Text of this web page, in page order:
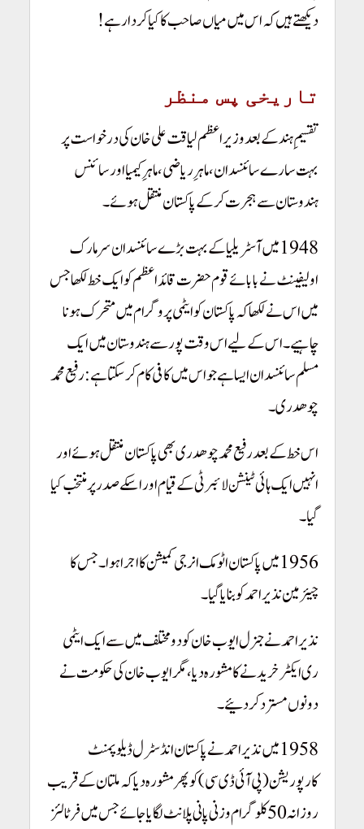
دیکھتے ہیں کہ اس میں میاں صاحب کا کیا کردار ہے!
تاریخی پس منظر
تقسیمِ ہند کے بعد وزیراعظم لیاقت علی خان کی درخواست پر
بہت سارے سائنسدان، ماہرِ ریاضی، ماہرِ کیمیا اور سائنس
ہندوستان سے ہجرت کر کے پاکستان منتقل ہوئے۔
1948 میں آسٹریلیا کے بہت بڑے سائنسدان سر مارک
اولیفینٹ نے بابائے قوم حضرت قائد اعظم کو ایک خط لکھا جس
میں اس نے لکھا کہ پاکستان کو ایٹمی پروگرام میں متحرک ہونا
چاہیے۔ اس کے لیے اس وقت پورسے ہندوستان میں ایک
مسلم سائنسدان ایسا ہے جو اس میں کافی کام کر سکتا ہے: رفیع محمد
چوھدری۔
اس خط کے بعد رفیع محمد چوھدری بھی پاکستان منتقل ہوئے اور
انہیں ایک ہائی ٹینشن لائبرٹی کے قیام اور اسکے صدر پر منتخب کیا
گیا۔
1956 میں پاکستان اٹومک انرجی کمیشن کا اجرا ہوا۔ جس کا
چیئرمین نذیر احمد کو بنایا گیا۔
نذیر احمد نے جنرل ایوب خان کو دومختلف میں سے ایک ایٹمی
ری ایکٹر خریدنے کا مشورہ دیا، مگر ایوب خان کی حکومت نے
دونوں مسترد کر دئیے۔
1958 میں نذیر احمد نے پاکستان انڈسٹرل ڈیلوپمنٹ
کارپوریشن (پی آئی ڈی سی) کو پھر مشورہ دیا کہ ملتان کے قریب
روزانہ 50 کلوگرام وزنی پانی پلانٹ لگایا جائے جس میں فرٹالئز